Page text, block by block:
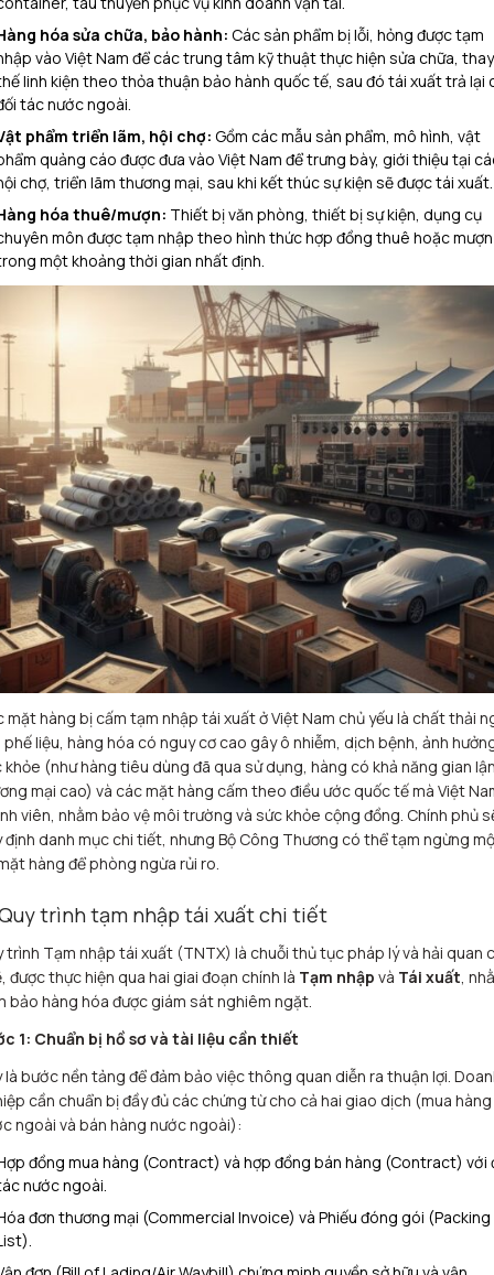
hóa sửa chữa, bảo hành: Các sản phẩm bị lỗi, hỏng được tạm
vào Việt Nam để các trung tâm kỹ thuật thực hiện sửa chữa, thay
linh kiện theo thỏa thuận bảo hành quốc tế, sau đó tái xuất trả lại
tác nước ngoài.
phẩm triển lãm, hội chợ: Gồm các mẫu sản phẩm, mô hình, vật
quảng cáo được đưa vào Việt Nam để trưng bày, giới thiệu tại
chợ, triển lãm thương mại, sau khi kết thúc sự kiện sẽ được tái xuất.
hóa thuê/mượn: Thiết bị văn phòng, thiết bị sự kiện, dụng cụ
môn được tạm nhập theo hình thức hợp đồng thuê hoặc mượn
một khoảng thời gian nhất định.
mặt hàng bị cấm tạm nhập tái xuất ở Việt Nam chủ yếu là chất thải
phế liệu, hàng hóa có nguy cơ cao gây ô nhiễm, dịch bệnh, ảnh
khỏe (như hàng tiêu dùng đã qua sử dụng, hàng có khả năng gian
mại cao) và các mặt hàng cấm theo điều ước quốc tế mà Việt
viên, nhằm bảo vệ môi trường và sức khỏe cộng đồng. Chính phủ
định danh mục chi tiết, nhưng Bộ Công Thương có thể tạm ngừng
hàng để phòng ngừa rủi ro.
trình tạm nhập tái xuất chi tiết
trình Tạm nhập tái xuất (TNTX) là chuỗi thủ tục pháp lý và hải quan
được thực hiện qua hai giai đoạn chính là Tạm nhập và Tái xuất ,
bảo hàng hóa được giám sát nghiêm ngặt.
1: Chuẩn bị hồ sơ và tài liệu cần thiết
là bước nền tảng để đảm bảo việc thông quan diễn ra thuận lợi.
cần chuẩn bị đầy đủ các chứng từ cho cả hai giao dịch (mua hàng
ngoài và bán hàng nước ngoài):
đồng mua hàng (Contract) và hợp đồng bán hàng (Contract) với
nước ngoài.
đơn thương mại (Commercial Invoice) và Phiếu đóng gói (Packing